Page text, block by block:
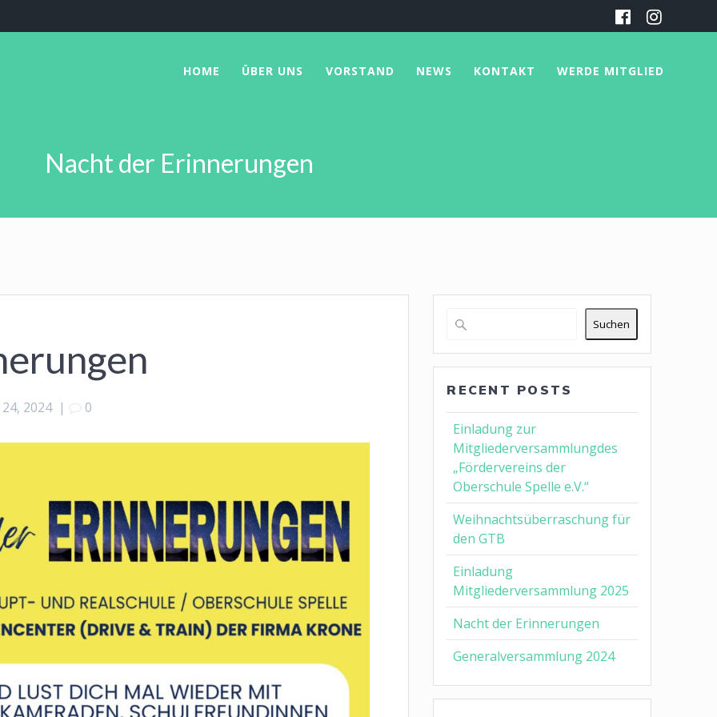
HOME ÜBER UNS VORSTAND NEWS KONTAKT WERDE MITGLIED
Nacht der Erinnerungen
2024| 0
Suchen
RECENT POSTS
Einladung zur
Mitgliederversammlungdes
„Fördervereins der
Oberschule Spelle e.V.“
Weihnachtsüberraschung für
den GTB
Einladung
Mitgliederversammlung 2025
Nacht der Erinnerungen
Generalversammlung 2024